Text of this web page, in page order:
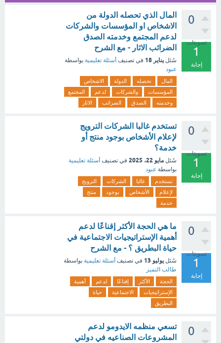
0
تصويتات
1
إجابة
المال الذي تحصله الدولة من
الاشخاص او المؤسسات والشركات
لدعم المجتمع وخدمته الصدق
الضرائب الاثار - مع الشرح
سُئل يناير 18 في تصنيف أسئلة تعليمية بواسطة
عبود
المال تحصله الدولة
الاشخاص
المؤسسات
والشركات لدعم
المجتمع
وخدمته
الصدق الضرائب الاثار
0
تصويتات
1
إجابة
تستخدم غالبا الشركات الترويج
لإعلام الأشخاص بوجود منتج أو
خدمة؟
سُئل مايو 22، 2025 في تصنيف أسئلة تعليمية
بواسطة عبود
تستخدم غالبا الشركات
الترويج
لإعلام
الأشخاص بوجود
منتج
خدمة
0
تصويتات
1
إجابة
ما هي الحجة الأكثر إقناعًا لدعم
أهمية الإستراتيجيات الاجتماعية في
حياة البطريق ؟ - مع الشرح
سُئل يوليو 13 في تصنيف أسئلة تعليمية بواسطة
طالب التميز
الحجة الأكثر إقناعًا لدعم
أهمية
الإستراتيجيات
الاجتماعية
حياة
البطريق
0
تسعي منظمه الايدومو لدعم
المشروعات الصناعيه في دولتي